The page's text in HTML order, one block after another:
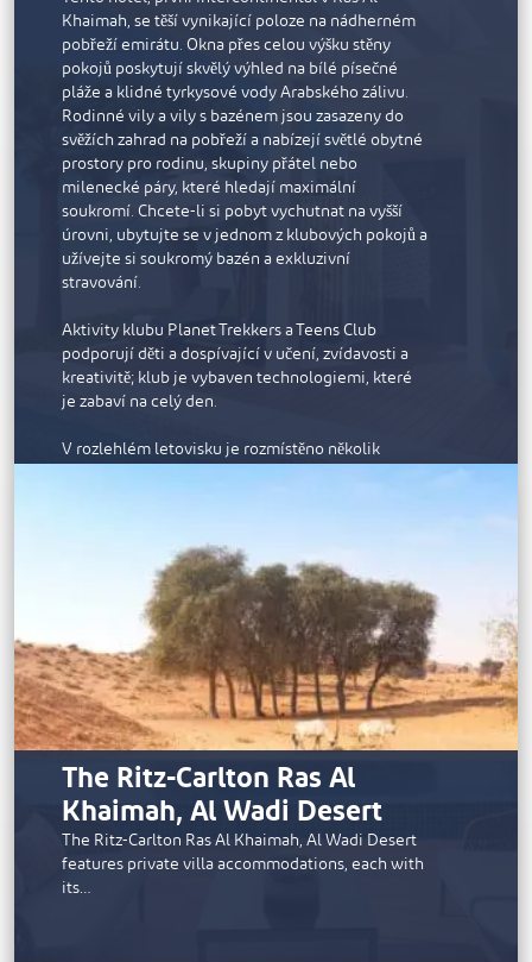
Khaimah, se těší vynikající poloze na nádherném
pobřeží emirátu. Okna přes celou výšku stěny
pokojů poskytují skvělý výhled na bílé písečné
pláže a klidné tyrkysové vody Arabského zálivu.
Rodinné vily a vily s bazénem jsou zasazeny do
svěžích zahrad na pobřeží a nabízejí světlé obytné
prostory pro rodinu, skupiny přátel nebo
milenecké páry, které hledají maximální
soukromí. Chcete-li si pobyt vychutnat na vyšší
úrovni, ubytujte se v jednom z klubových pokojů a
užívejte si soukromý bazén a exkluzivní
stravování.
Aktivity klubu Planet Trekkers a Teens Club
podporují děti a dospívající v učení, zvídavosti a
kreativitě; klub je vybaven technologiemi, které
je zabaví na celý den.
V rozlehlém letovisku je rozmístěno několik
moderních restaurací. Můžete si vybrat NoHo,
profesionálními baristy, bar Shasha Pool s
občerstvením pod širým nebem a skvělými
dýdžejskými rytmy nebo Levant & Nar, moderní
restauraci s jídly z Levanty. V letovisku je krásně
nasvícený klub zdraví, fitness studio a venkovní
tenisové kurty. Prostory pro pořádání akcí jsou
zality slunečním světlem a poskytují jedinečné
prostory pro intimní setkání, slavnostní večeře i
velkolepé oslavy. Otevření lázní pro veřejnost je
naplánováno na duben 2022.
The Ritz-Carlton Ras Al
Khaimah, Al Wadi Desert
The Ritz-Carlton Ras Al Khaimah, Al Wadi Desert
features private villa accommodations, each with
its…